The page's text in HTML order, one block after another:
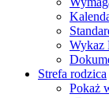
Wykaz
Strefa rodzica
Pokaż